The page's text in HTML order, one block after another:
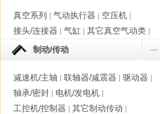
真空系列 | 气动执行器 | 空压机 |
接头/连接器 | 气缸 | 其它真空气动类 |
制动/传动
减速机/主轴 | 联轴器/减震器 | 驱动器 |
轴承/密封 | 电机/发电机 |
工控机/控制器 | 其它制动传动 |